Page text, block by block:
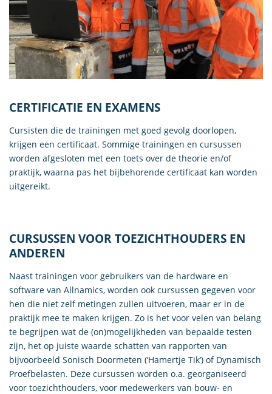
CERTIFICATIE EN EXAMENS
Cursisten die de trainingen met goed gevolg doorlopen,
krijgen een certificaat. Sommige trainingen en cursussen
worden afgesloten met een toets over de theorie en/of
praktijk, waarna pas het bijbehorende certificaat kan worden
uitgereikt.
CURSUSSEN VOOR TOEZICHTHOUDERS EN
ANDEREN
Naast trainingen voor gebruikers van de hardware en
software van Allnamics, worden ook cursussen gegeven voor
hen die niet zelf metingen zullen uitvoeren, maar er in de
praktijk mee te maken krijgen. Zo is het voor velen van belang
te begrijpen wat de (on)mogelijkheden van bepaalde testen
zijn, het op juiste waarde schatten van rapporten van
bijvoorbeeld Sonisch Doormeten (‘Hamertje Tik’) of Dynamisch
Proefbelasten. Deze cursussen worden o.a. georganiseerd
voor toezichthouders, voor medewerkers van bouw- en